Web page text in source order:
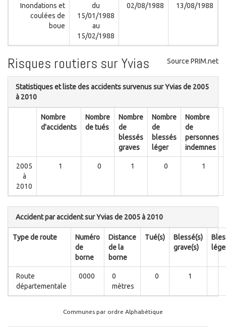
Inondations et
coulées de
boue
du
15/01/1988
au
15/02/1988
02/08/1988 13/08/1988
Source PRIM.net
Risques routiers sur Yvias
Statistiques et liste des accidents survenus sur Yvias de 2005
à 2010
Nombre
d'accidents
Nombre
de tués
Nombre
de
blessés
graves
Nombre
de
blessés
léger
Nombre
de
personnes
indemnes
2005
à
2010
1 0 1 0 1
Accident par accident sur Yvias de 2005 à 2010
Type de route
Numéro
de
borne
Distance
de la
borne
Tué(s)
Blessé(s)
grave(s)
Route
départementale
0000
0
mètres
0 1
Communes par ordre Alphabétique